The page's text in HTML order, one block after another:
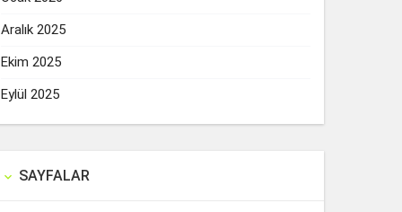
Aralık 2025
Ekim 2025
Eylül 2025
 SAYFALAR